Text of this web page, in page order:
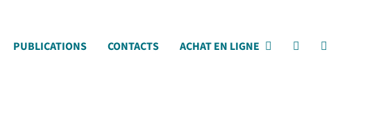
PUBLICATIONS CONTACTS ACHAT EN LIGNE